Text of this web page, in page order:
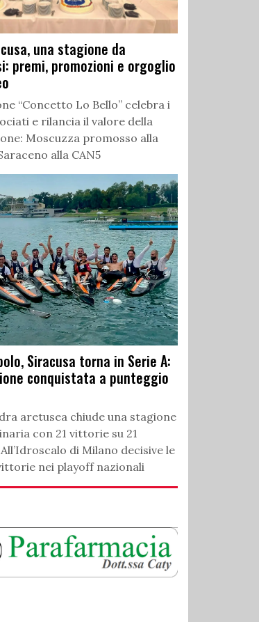
una stagione da
premi, promozioni e orgoglio
“Concetto Lo Bello” celebra i
e rilancia il valore della
Moscuzza promosso alla
alla CAN5
Siracusa torna in Serie A:
conquistata a punteggio
aretusea chiude una stagione
con 21 vittorie su 21
di Milano decisive le
nei playoff nazionali